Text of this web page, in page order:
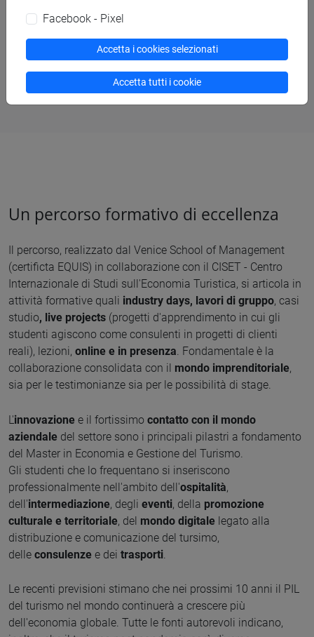
Un percorso formativo di eccellenza
Il percorso, realizzato dal Venice School of Management
(certificta EQUIS) in collaborazione con il CISET - Centro
Internazionale di Studi sull'Economia Turistica, si articola in
attività formative quali industry days, lavori di gruppo, casi
studio, live projects (progetti d'apprendimento in cui gli
studenti agiscono come consulenti in progetti di clienti
reali), lezioni, online e in presenza. Fondamentale è la
collaborazione consolidata con il mondo imprenditoriale,
sia per le testimonianze sia per le possibilità di stage.
L'innovazione e il fortissimo contatto con il mondo
aziendale del settore sono i principali pilastri a fondamento
del Master in Economia e Gestione del Turismo.
Gli studenti che lo frequentano si inseriscono
professionalmente nell'ambito dell'ospitalità,
dell'intermediazione, degli eventi, della promozione
culturale e territoriale, del mondo digitale legato alla
distribuzione e comunicazione del tursimo,
delle consulenze e dei trasporti
Le recenti previsioni stimano che nei prossimi 10 anni il PIL
del turismo nel mondo continuerà a crescere più
dell'economia globale. Tutte le fonti autorevoli indicano,
Facebook - Pixel
Accetta i cookies selezionati
Accetta tutti i cookie